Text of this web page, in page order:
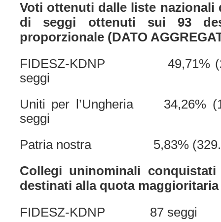
Voti ottenuti dalle liste nazionali
di seggi ottenuti sui 93
proporzionale (DATO
FIDESZ-KDNP 49,71%
seggi
Uniti per l’Ungheria 34,26%
seggi
Patria nostra 5,83%
Collegi uninominali
destinati alla quota maggioritaria
FIDESZ-KDNP 87 seggi